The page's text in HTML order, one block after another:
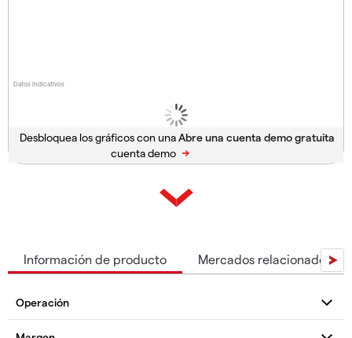
Datos indicativos
Desbloquea los gráficos con una
cuenta demo
Información de producto Mercados relacionados